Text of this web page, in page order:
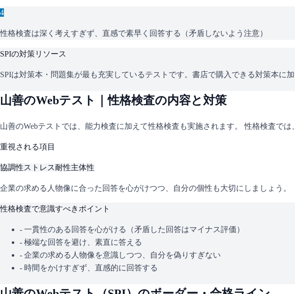
4
性格検査は深く考えすぎず、直感で素早く回答する（矛盾しないよう注意）
SPIの対策リソース
SPIは対策本・問題集が最も充実しているテストです。書店で購入できる対策本に
山善のWebテスト｜性格検査の内容と対策
山善のWebテストでは、能力検査に加えて性格検査も実施されます。 性格検査で
重視される項目
協調性ストレス耐性主体性
企業の求める人物像に合った回答を心がけつつ、自分の個性も大切にしましょう。
性格検査で意識すべきポイント
- 一貫性のある回答を心がける（矛盾した回答はマイナス評価）
- 極端な回答を避け、素直に答える
- 企業の求める人物像を意識しつつ、自分を偽りすぎない
- 時間をかけすぎず、直感的に回答する